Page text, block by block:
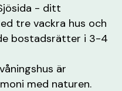
- ditt
tre vackra hus och
bostadsrätter i 3-4
är
med naturen.